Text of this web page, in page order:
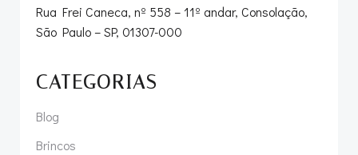
Rua Frei Caneca, nº 558 – 11º andar, Consolação,
São Paulo – SP, 01307-000
CATEGORIAS
Blog
Brincos